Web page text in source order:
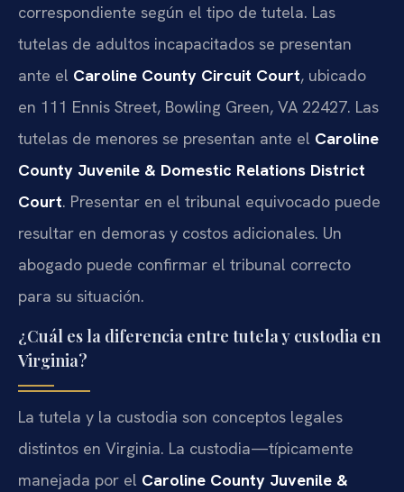
correspondiente según el tipo de tutela. Las
tutelas de adultos incapacitados se presentan
ante el Caroline County Circuit Court, ubicado
en 111 Ennis Street, Bowling Green, VA 22427. Las
tutelas de menores se presentan ante el Caroline
County Juvenile & Domestic Relations District
Court. Presentar en el tribunal equivocado puede
resultar en demoras y costos adicionales. Un
abogado puede confirmar el tribunal correcto
para su situación.
¿Cuál es la diferencia entre tutela y custodia en
Virginia?
La tutela y la custodia son conceptos legales
distintos en Virginia. La custodia—típicamente
manejada por el Caroline County Juvenile &